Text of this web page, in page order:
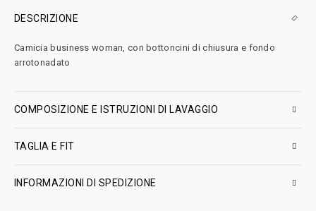
DESCRIZIONE
Camicia business woman, con bottoncini di chiusura e fondo
arrotonadato
COMPOSIZIONE E ISTRUZIONI DI LAVAGGIO
TAGLIA E FIT
INFORMAZIONI DI SPEDIZIONE